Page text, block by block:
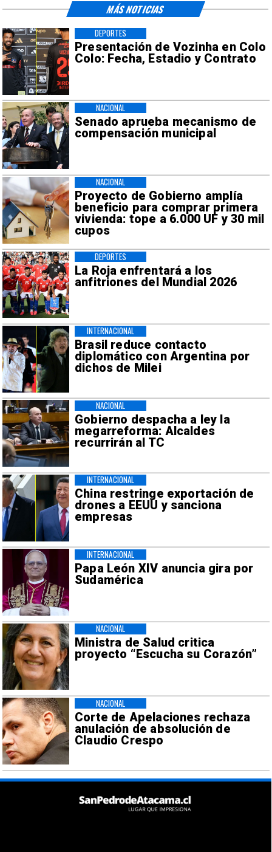
Presentación de Vozinha en Colo
Colo: Fecha, Estadio y Contrato
DEPORTES
Senado aprueba mecanismo de
compensación municipal
NACIONAL
Proyecto de Gobierno amplía
beneficio para comprar primera
vivienda: tope a 6.000 UF y 30 mil
cupos
NACIONAL
La Roja enfrentará a los
anfitriones del Mundial 2026
DEPORTES
Brasil reduce contacto
diplomático con Argentina por
dichos de Milei
INTERNACIONAL
Gobierno despacha a ley la
megarreforma: Alcaldes
recurrirán al TC
NACIONAL
China restringe exportación de
drones a EEUU y sanciona
empresas
INTERNACIONAL
Papa León XIV anuncia gira por
Sudamérica
INTERNACIONAL
Ministra de Salud critica
proyecto “Escucha su Corazón”
NACIONAL
Corte de Apelaciones rechaza
anulación de absolución de
Claudio Crespo
NACIONAL
MÁS NOTICIAS